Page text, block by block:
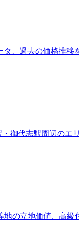
、過去の価格推
御代志駅周辺の
の立地価値、高